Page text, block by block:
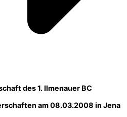
des 1. Ilmenauer BC
am 08.03.2008 in Jena